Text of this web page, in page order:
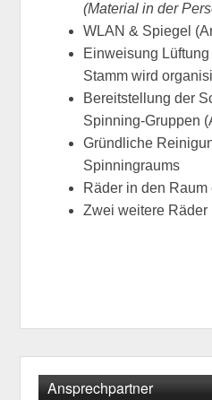
(Material in der
WLAN & Spiegel
Einweisung Lüftung
Stamm wird
Bereitstellung der
Spinning-Gruppen
Gründliche
Spinningraums
Räder in den Raum
Zwei weitere Räder
Ansprechpartner